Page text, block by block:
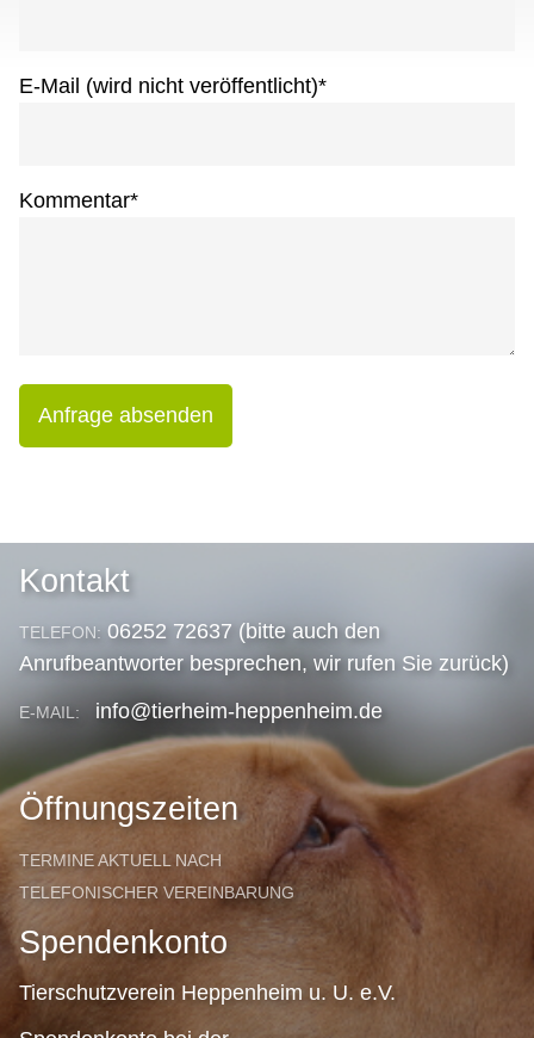
E-Mail (wird nicht veröffentlicht)*
Kommentar*
Anfrage absenden
Kontakt
TELEFON: 06252 72637 (bitte auch den
Anrufbeantworter besprechen, wir rufen Sie zurück)
E-MAIL: info@tierheim-heppenheim.de
Öffnungszeiten
TERMINE AKTUELL NACH
TELEFONISCHER VEREINBARUNG
Spendenkonto
Tierschutzverein Heppenheim u. U. e.V.